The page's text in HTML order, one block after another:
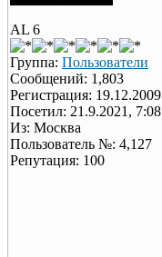
AL 6
Группа: Пользователи
Сообщений: 1,803
Регистрация: 19.12.2009
Посетил: 21.9.2021, 7:08
Из: Москва
Пользователь №: 4,127
Репутация: 100